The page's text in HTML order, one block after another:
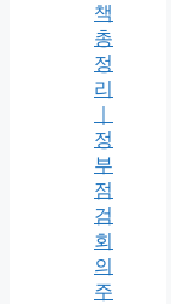
책
총
정
리
정
부
점
검
회
의
주